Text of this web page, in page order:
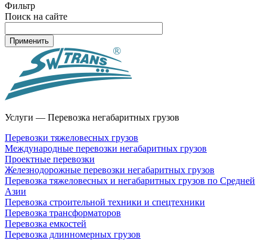
Фильтр
Поиск на сайте
Услуги — Перевозка негабаритных грузов
Перевозки тяжеловесных грузов
Международные перевозки негабаритных грузов
Проектные перевозки
Железнодорожные перевозки негабаритных грузов
Перевозка тяжеловесных и негабаритных грузов по Средней
Азии
Перевозка строительной техники и спецтехники
Перевозка трансформаторов
Перевозка емкостей
Перевозка длинномерных грузов